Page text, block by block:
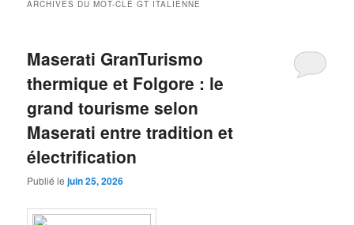
ARCHIVES DU MOT-CLÉGT ITALIENNE
Maserati GranTurismo
thermique et Folgore : le
grand tourisme selon
Maserati entre tradition et
électrification
Publié lejuin 25, 2026